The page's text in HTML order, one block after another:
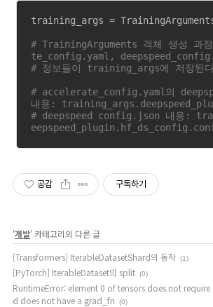
training_args =
# TrainingArguments 객체 생성 과
te_config.yaml,
# 정보들이 training_args에 저장된
# accelerate_config.yaml의
내용:
# deepspeed config.json 내용:
공감 구독하기
'개발' 카테고리의 다른 글
[Transformers] IterableDatasetShard의 동작 (1)
[PyTorch] IterableDataset의 split (0)
RuntimeError: element 0 of tensors does not require
d does not have a grad_fn
(0)